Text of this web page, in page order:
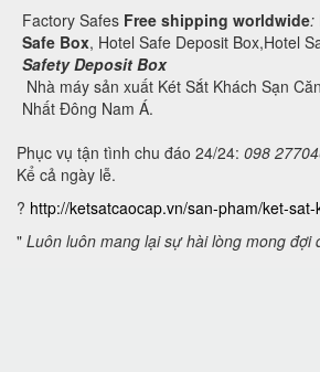
Factory Safes Free shipping worldwide:
Safe Box, Hotel Safe Deposit Box,Hotel
Safety Deposit Box
Nhà máy sản xuất Két Sắt Khách Sạn
Nhất Đông Nam Á.
Phục vụ tận tình chu đáo 24/24: 098
Kể cả ngày lễ.
? http://ketsatcaocap.vn/san-pham/ket-sat-
" Luôn luôn mang lại sự hài lòng mong đợi